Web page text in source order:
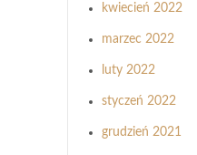
kwiecień 2022
marzec 2022
luty 2022
styczeń 2022
grudzień 2021